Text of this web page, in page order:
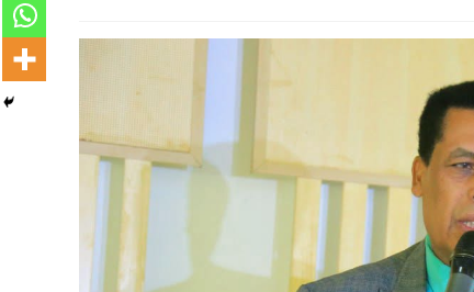
Dooktar Abiyyi Terminaala Haaraa
Buufata Xiyyaaraa Dajjaazmaach Balaay
Zallaqaa eebbisan